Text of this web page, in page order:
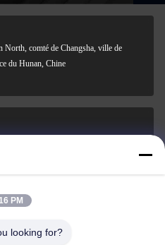
North, comté de Changsha, ville de
du Hunan, Chine
PM
looking for?